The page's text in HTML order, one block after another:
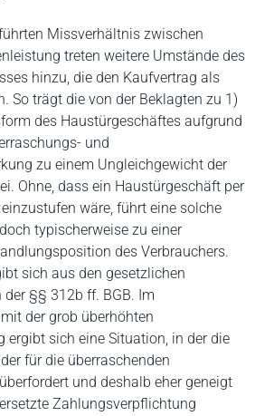
Missverhältnis zwischen
treten weitere Umstände des
hinzu, die den Kaufvertrag als
So trägt die von der Beklagten zu 1)
des Haustürgeschäftes aufgrund
und
zu einem Ungleichgewicht der
Ohne, dass ein Haustürgeschäft per
wäre, führt eine solche
typischerweise zu einer
des Verbrauchers.
sich aus den gesetzlichen
§§ 312b ff. BGB. Im
der grob überhöhten
ergibt sich eine Situation, in der die
für die überraschenden
und deshalb eher geneigt
Zahlungsverpflichtung